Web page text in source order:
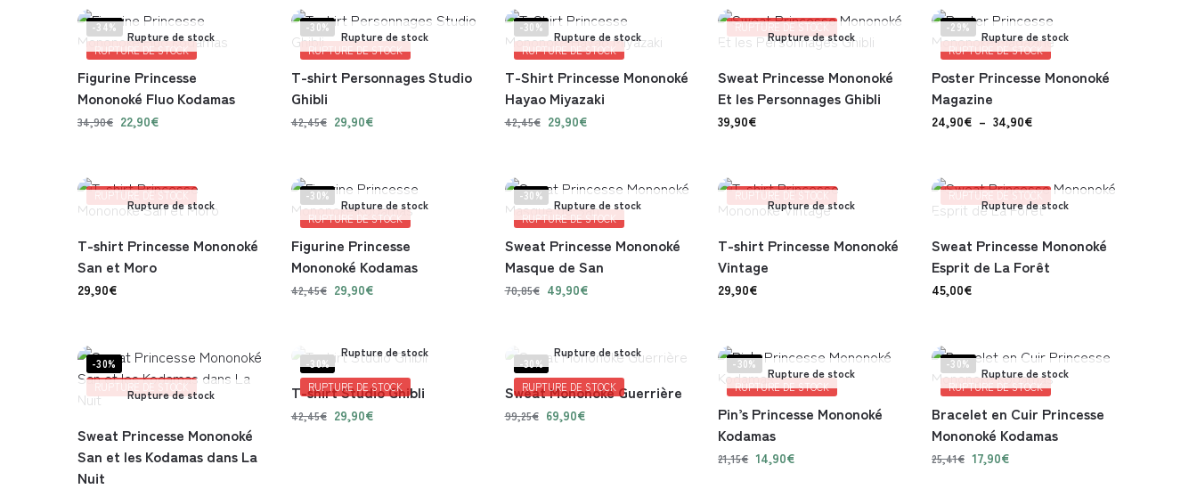
-34%
RUPTURE DE STOCK
Rupture de stock
Figurine Princesse
Mononoké Fluo Kodamas
34,90€ 22,90€
-30%
RUPTURE DE STOCK
Rupture de stock
T-shirt Personnages Studio
Ghibli
42,45€ 29,90€
-30%
RUPTURE DE STOCK
Rupture de stock
T-Shirt Princesse Mononoké
Hayao Miyazaki
42,45€ 29,90€
RUPTURE DE STOCK
Rupture de stock
Sweat Princesse Mononoké
Et les Personnages Ghibli
39,90€
-29%
RUPTURE DE STOCK
Rupture de stock
Poster Princesse Mononoké
Magazine
24,90€ – 34,90€
RUPTURE DE STOCK
Rupture de stock
T-shirt Princesse Mononoké
San et Moro
29,90€
-30%
RUPTURE DE STOCK
Rupture de stock
Figurine Princesse
Mononoké Kodamas
42,45€ 29,90€
-30%
RUPTURE DE STOCK
Rupture de stock
Sweat Princesse Mononoké
Masque de San
70,85€ 49,90€
RUPTURE DE STOCK
Rupture de stock
T-shirt Princesse Mononoké
Vintage
29,90€
RUPTURE DE STOCK
Rupture de stock
Sweat Princesse Mononoké
Esprit de La Forêt
45,00€
-30%
RUPTURE DE STOCK
Rupture de stock
Sweat Princesse Mononoké
San et les Kodamas dans La
Nuit
-30%
RUPTURE DE STOCK
Rupture de stock
T-shirt Studio Ghibli
42,45€ 29,90€
-30%
RUPTURE DE STOCK
Rupture de stock
Sweat Mononoké Guerrière
99,25€ 69,90€
-30%
RUPTURE DE STOCK
Rupture de stock
Pin’s Princesse Mononoké
Kodamas
21,15€ 14,90€
-30%
RUPTURE DE STOCK
Rupture de stock
Bracelet en Cuir Princesse
Mononoké Kodamas
25,41€ 17,90€